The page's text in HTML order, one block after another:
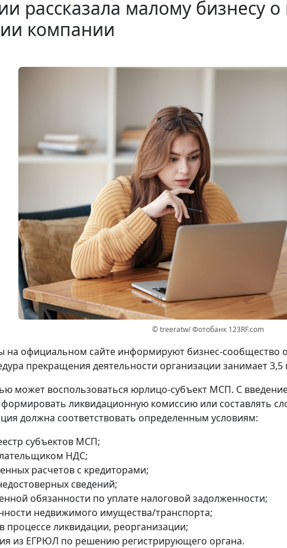
рассказала малому бизнесу
компании
© treeratw/ Фотобанк 123RF.com
на официальном сайте информируют бизнес-сообщество
прекращения деятельности организации занимает 3,5
может воспользоваться юрлицо-субъект МСП. С
ликвидационную комиссию или составлять
должна соответствовать определенным условиям:
субъектов МСП;
НДС;
расчетов с кредиторами;
сведений;
обязанности по уплате налоговой задолженности;
недвижимого имущества/транспорта;
процессе ликвидации, реорганизации;
из ЕГРЮЛ по решению регистрирующего органа.